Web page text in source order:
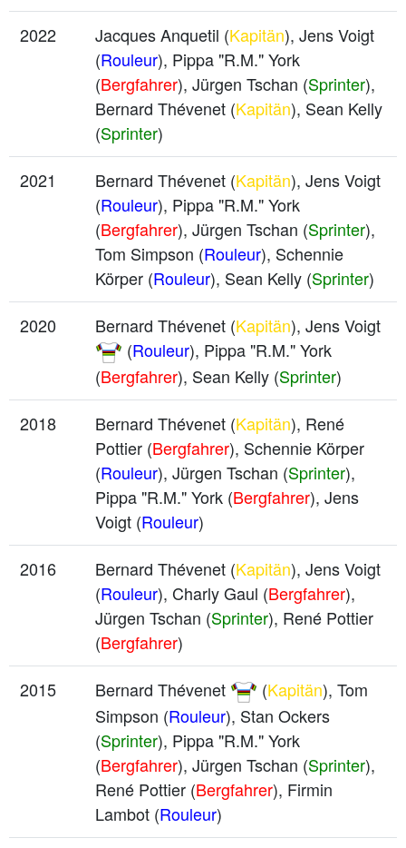
2022
Jacques Anquetil (Kapitän), Jens Voigt
(Rouleur), Pippa "R.M." York
(Bergfahrer), Jürgen Tschan (Sprinter),
Bernard Thévenet (Kapitän), Sean Kelly
(Sprinter)
2021
Bernard Thévenet (Kapitän), Jens Voigt
(Rouleur), Pippa "R.M." York
(Bergfahrer), Jürgen Tschan (Sprinter),
Tom Simpson (Rouleur), Schennie
Körper (Rouleur), Sean Kelly (Sprinter)
2020
Bernard Thévenet (Kapitän), Jens Voigt
(Rouleur), Pippa "R.M." York
(Bergfahrer), Sean Kelly (Sprinter)
2018 Bernard Thévenet (Kapitän), René
Pottier (Bergfahrer), Schennie Körper
(Rouleur), Jürgen Tschan (Sprinter),
Pippa "R.M." York (Bergfahrer), Jens
Voigt (Rouleur)
2016
Bernard Thévenet (Kapitän), Jens Voigt
(Rouleur), Charly Gaul (Bergfahrer),
Jürgen Tschan (Sprinter), René Pottier
(Bergfahrer)
2015
Bernard Thévenet (Kapitän), Tom
Simpson (Rouleur), Stan Ockers
(Sprinter), Pippa "R.M." York
(Bergfahrer), Jürgen Tschan (Sprinter),
René Pottier (Bergfahrer), Firmin
Lambot (Rouleur)